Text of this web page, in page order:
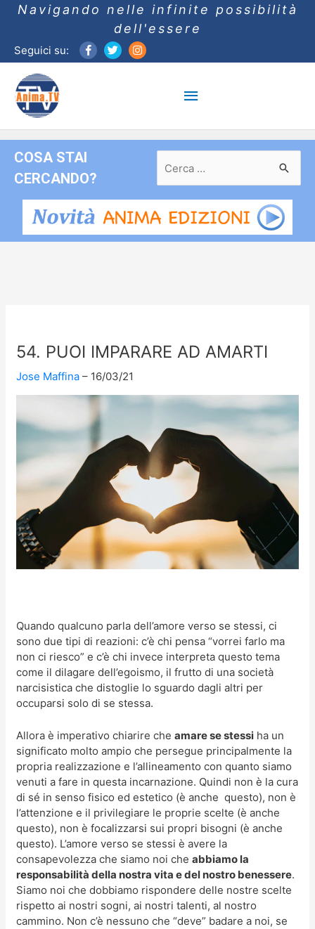
Navigando nelle infinite possibilità
dell'essere
Seguici su:
Menu
principale
COSA STAI
CERCANDO?
per:
54. PUOI IMPARARE AD AMARTI
Jose Maffina 16/03/21
Quando qualcuno parla dell’amore verso se stessi, ci
sono due tipi di reazioni: c’è chi pensa “vorrei farlo ma
non ci riesco” e c’è chi invece interpreta questo tema
come il dilagare dell’egoismo, il frutto di una società
narcisistica che distoglie lo sguardo dagli altri per
occuparsi solo di se stessa.
Allora è imperativo chiarire cheamare se stessi ha un
significato molto ampio che persegue principalmente la
propria realizzazione e l’allineamento con quanto siamo
venuti a fare in questa incarnazione. Quindi non è la cura
di sé in senso fisico ed estetico (è anche questo), non è
l’attenzione e il privilegiare le proprie scelte (è anche
questo), non è focalizzarsi sui propri bisogni (è anche
questo). L’amore verso se stessi è avere la
consapevolezza che siamo noi cheabbiamo la
responsabilità della nostra vita e del nostro benessere.
Siamo noi che dobbiamo rispondere delle nostre scelte
rispetto ai nostri sogni, ai nostri talenti, al nostro
cammino. Non c’è nessuno che “deve” badare a noi, se